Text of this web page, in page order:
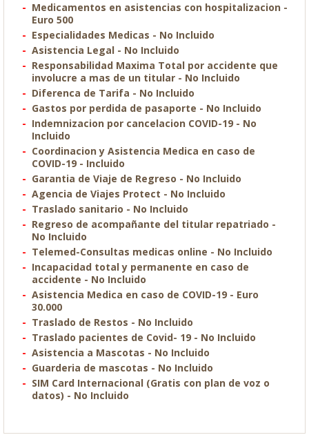
Medicamentos en asistencias con hospitalizacion -
Euro 500
Especialidades Medicas - No Incluido
Asistencia Legal - No Incluido
Responsabilidad Maxima Total por accidente que
involucre a mas de un titular - No Incluido
Diferenca de Tarifa - No Incluido
Gastos por perdida de pasaporte - No Incluido
Indemnizacion por cancelacion COVID-19 - No
Incluido
Coordinacion y Asistencia Medica en caso de
COVID-19 - Incluido
Garantia de Viaje de Regreso - No Incluido
Agencia de Viajes Protect - No Incluido
Traslado sanitario - No Incluido
Regreso de acompañante del titular repatriado -
No Incluido
Telemed-Consultas medicas online - No Incluido
Incapacidad total y permanente en caso de
accidente - No Incluido
Asistencia Medica en caso de COVID-19 - Euro
30.000
Traslado de Restos - No Incluido
Traslado pacientes de Covid- 19 - No Incluido
Asistencia a Mascotas - No Incluido
Guarderia de mascotas - No Incluido
SIM Card Internacional (Gratis con plan de voz o
datos) - No Incluido